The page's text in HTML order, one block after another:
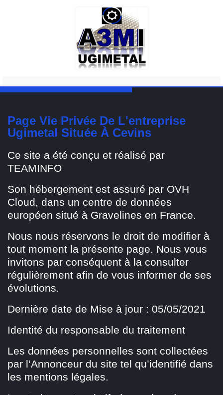
Page Vie Privée De L'entreprise
Ugimetal Située À Cevins
Ce site a été conçu et réalisé par
TEAMINFO
Son hébergement est assuré par OVH
Cloud, dans un centre de données
européen situé à Gravelines en France.
Nous nous réservons le droit de modifier à
tout moment la présente page. Nous vous
invitons par conséquent à la consulter
régulièrement afin de vous informer de ses
évolutions.
Dernière date de Mise à jour : 05/05/2021
Identité du responsable du traitement
Les données personnelles sont collectées
par l’Annonceur du site tel qu’identifié dans
les mentions légales.